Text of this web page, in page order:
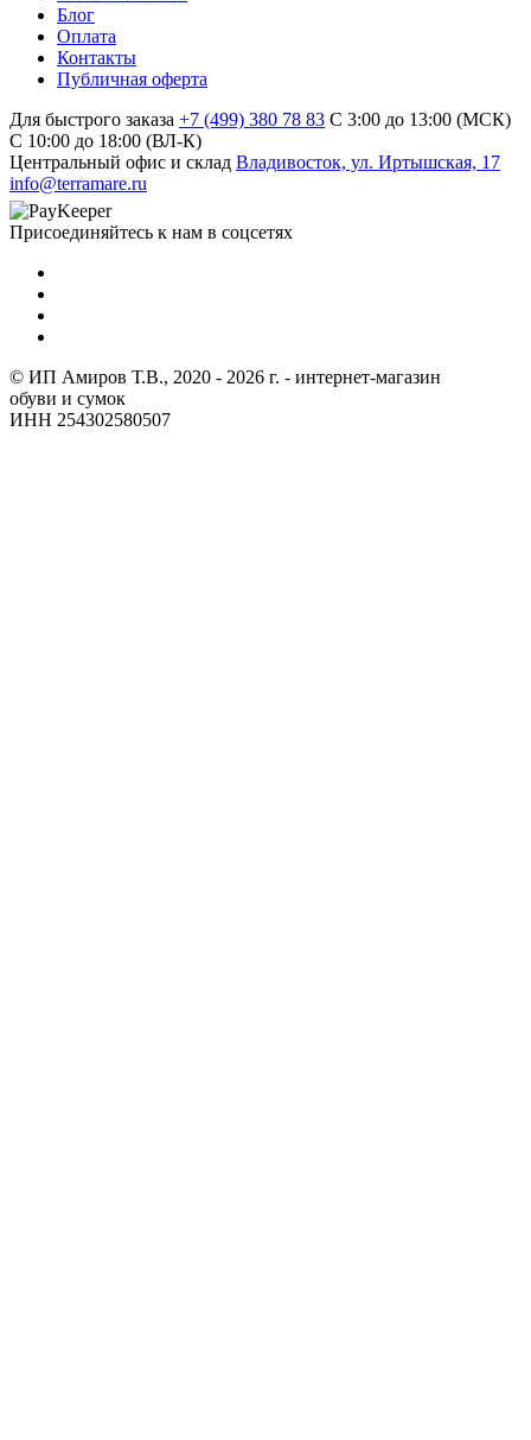
Блог
Оплата
Контакты
Публичная оферта
Для быстрого заказа +7 (499) 380 78 83 С 3:00 до 13:00 (МСК)
C 10:00 до 18:00 (ВЛ-К)
Центральный офис и склад Владивосток, ул. Иртышская, 17
info@terramare.ru
Присоединяйтесь к нам в соцсетях
© ИП Амиров Т.В., 2020 - 2026 г. - интернет-магазин
обуви и сумок
ИНН 254302580507